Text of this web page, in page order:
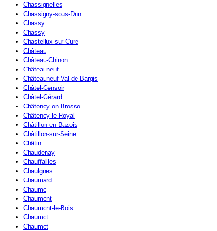
Chassignelles
Chassigny-sous-Dun
Chassy
Chassy
Chastellux-sur-Cure
Château
Château-Chinon
Châteauneuf
Châteauneuf-Val-de-Bargis
Châtel-Censoir
Châtel-Gérard
Châtenoy-en-Bresse
Châtenoy-le-Royal
Châtillon-en-Bazois
Châtillon-sur-Seine
Châtin
Chaudenay
Chauffailles
Chaulgnes
Chaumard
Chaume
Chaumont
Chaumont-le-Bois
Chaumot
Chaumot